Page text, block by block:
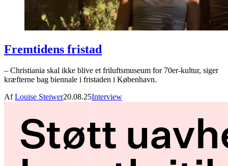
Fremtidens fristad
– Christiania skal ikke blive et friluftsmuseum for 70er-kultur, siger
kræfterne bag biennale i fristaden i København.
AfLouise Steiwer20.08.25Interview